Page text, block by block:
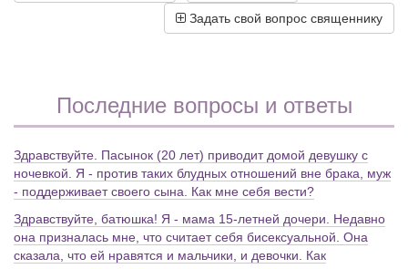
Задать свой вопрос священнику
Последние вопросы и ответы
Здравствуйте. Пасынок (20 лет) приводит домой девушку с
ночевкой. Я - против таких блудных отношений вне брака, муж
- поддерживает своего сына. Как мне себя вести?
Здравствуйте, батюшка! Я - мама 15-летней дочери. Недавно
она призналась мне, что считает себя бисексуальной. Она
сказала, что ей нравятся и мальчики, и девочки. Как